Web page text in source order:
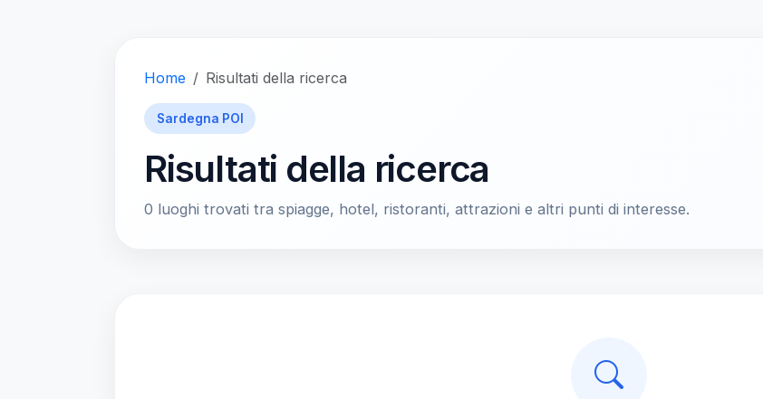
Home Risultati della ricerca
Sardegna POI
Risultati della ricerca
0 luoghi trovati tra spiagge, hotel, ristoranti, attrazioni e altri punti di interesse.